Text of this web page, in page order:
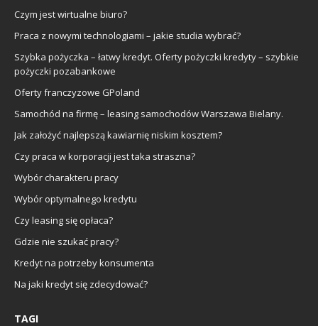
Czym jest wirtualne biuro?
Praca z nowymi technologiami – jakie studia wybrać?
Szybka pożyczka – łatwy kredyt. Oferty pożyczki kredyty – szybkie
pożyczki pozabankowe
Oferty franczyzowe GPoland
Samochód na firmę – leasing samochodów Warszawa Bielany.
Jak założyć najlepszą kawiarnię niskim kosztem?
Czy praca w korporacji jest taka straszna?
Wybór charakteru pracy
Wybór optymalnego kredytu
Czy leasing się opłaca?
Gdzie nie szukać pracy?
Kredyt na potrzeby konsumenta
Na jaki kredyt się zdecydować?
TAGI